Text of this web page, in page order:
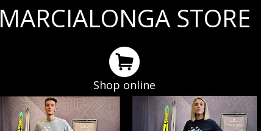
MARCIALONGA STORE
Shop online